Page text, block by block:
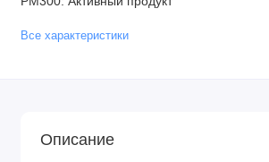
Все характеристики
Описание